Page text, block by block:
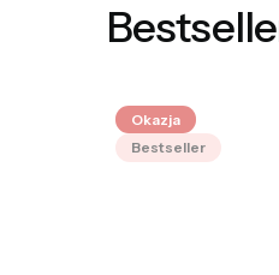
Okazja
Bestseller